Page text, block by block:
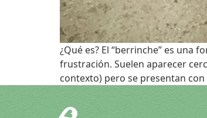
¿Qué es? El “berrinche” es
frustración. Suelen aparecer
contexto) pero se presentan